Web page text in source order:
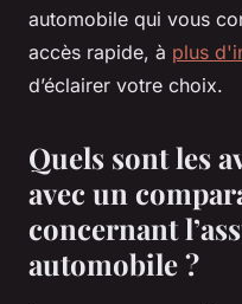
automobile qui vous
accès rapide, à plus
d’éclairer votre choix.
Quels sont les
avec un
concernant
automobile ?